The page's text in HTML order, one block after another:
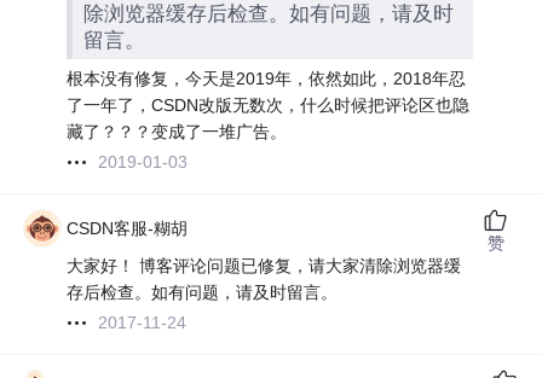
除浏览器缓存后检查。如有问题，请及时
留言。
根本没有修复，今天是2019年，依然如此，2018年忍
了一年了，CSDN改版无数次，什么时候把评论区也隐
藏了？？？变成了一堆广告。
2019-01-03
CSDN客服-糊胡
大家好！ 博客评论问题已修复，请大家清除浏览器缓
存后检查。如有问题，请及时留言。
2017-11-24
赞